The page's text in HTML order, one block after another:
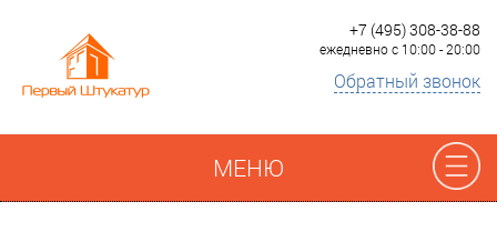
+7 (495) 308-38-88
ежедневно с 10:00 - 20:00
Обратный звонок
МЕНЮ